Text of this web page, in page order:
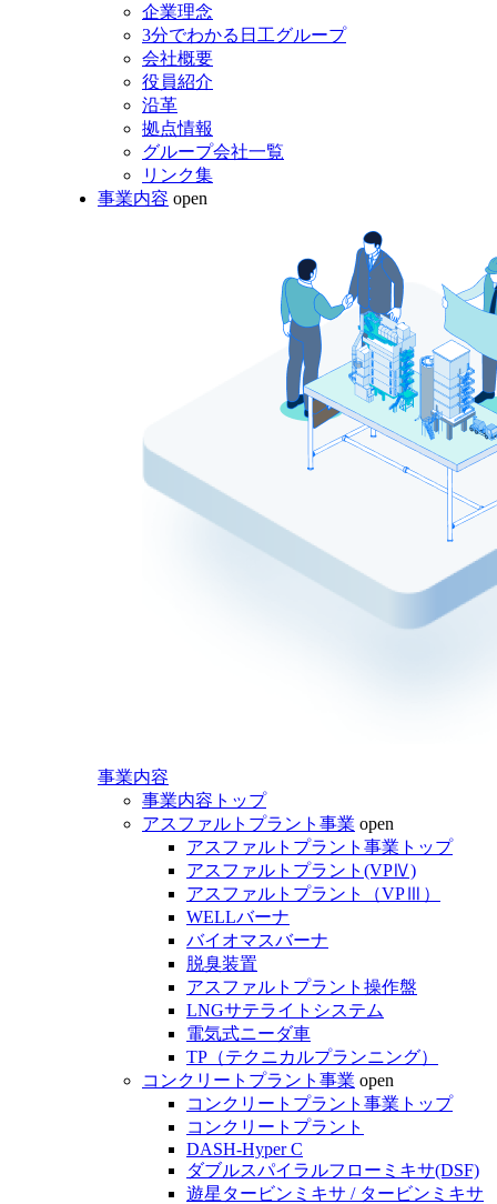
企業理念
3分でわかる日工グループ
会社概要
役員紹介
沿革
拠点情報
グループ会社一覧
リンク集
事業内容 open
事業内容
事業内容トップ
アスファルトプラント事業 open
アスファルトプラント事業トップ
アスファルトプラント(VPⅣ)
アスファルトプラント（VPⅢ）
WELLバーナ
バイオマスバーナ
脱臭装置
アスファルトプラント操作盤
LNGサテライトシステム
電気式ニーダ車
TP（テクニカルプランニング）
コンクリートプラント事業 open
コンクリートプラント事業トップ
コンクリートプラント
DASH-Hyper C
ダブルスパイラルフローミキサ(DSF)
遊星タービンミキサ / タービンミキサ